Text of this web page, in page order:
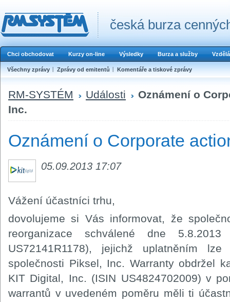
česká burza
Chci obchodovat Kurzy on-line Výsledky Burza a služby
Všechny zprávy Zprávy od emitentů Komentáře a tiskové zprávy
RM-SYSTÉM Události
Oznámení o
Inc.
Oznámení o Corporate
05.09.2013 17:07
Vážení účastníci trhu,
dovolujeme si Vás informovat, že
reorganizace schválené dne
US72141R1178), jejichž uplatněním
společnosti Piksel, Inc. Warranty obdržel
KIT Digital, Inc. (ISIN US4824702009) v
warrantů v uvedeném poměru měli ti